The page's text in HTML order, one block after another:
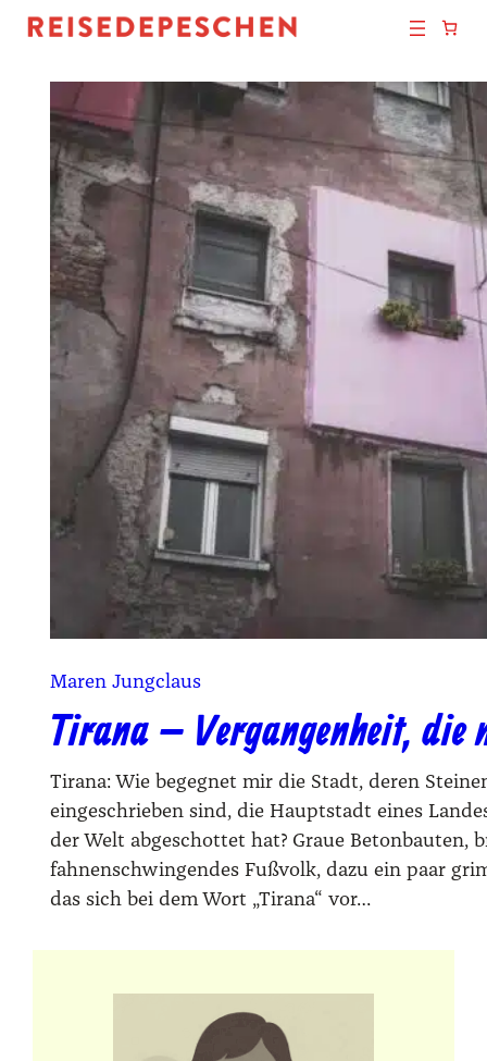
Maren Jungclaus
Tirana – Vergangenheit, die
Tirana: Wie begegnet mir die Stadt, deren
eingeschrieben sind, die Hauptstadt eines
der Welt abgeschottet hat? Graue Betonbauten,
fahnenschwingendes Fußvolk, dazu ein paar
das sich bei dem Wort „Tirana“ vor…